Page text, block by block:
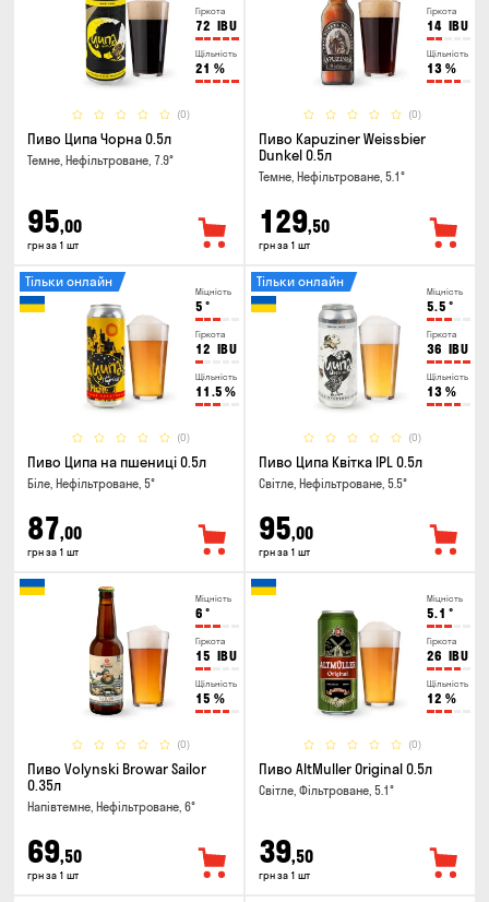
Гіркота
72 IBU
Щільність
21 %
(0)
Пиво Ципа Чорна 0.5л
Темне, Нефільтроване, 7.9°
95,00
грн за 1 шт
Гіркота
14 IBU
Щільність
13 %
(0)
Пиво Kapuziner Weissbier
Dunkel 0.5л
Темне, Нефільтроване, 5.1°
129,50
грн за 1 шт
Міцність
5 °
Гіркота
12 IBU
Щільність
11.5 %
(0)
Тільки онлайн
Пиво Ципа на пшениці 0.5л
Біле, Нефільтроване, 5°
87,00
грн за 1 шт
Міцність
5.5 °
Гіркота
36 IBU
Щільність
13 %
(0)
Тільки онлайн
Пиво Ципа Квітка IPL 0.5л
Світле, Нефільтроване, 5.5°
95,00
грн за 1 шт
Міцність
6 °
Гіркота
15 IBU
Щільність
15 %
(0)
Пиво Volynski Browar Sailor
0.35л
Напівтемне, Нефільтроване, 6°
69,50
грн за 1 шт
Міцність
5.1 °
Гіркота
26 IBU
Щільність
12 %
(0)
Пиво AltMuller Original 0.5л
Світле, Фільтроване, 5.1°
39,50
грн за 1 шт